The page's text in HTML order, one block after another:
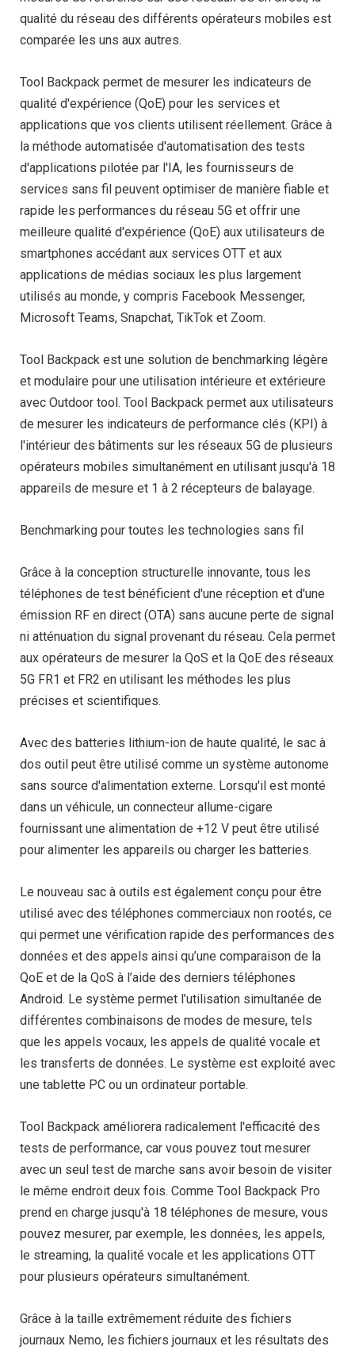
qualité du réseau des différents opérateurs mobiles est
comparée les uns aux autres.
Tool Backpack permet de mesurer les indicateurs de
qualité d'expérience (QoE) pour les services et
applications que vos clients utilisent réellement. Grâce à
la méthode automatisée d'automatisation des tests
d'applications pilotée par l'IA, les fournisseurs de
services sans fil peuvent optimiser de manière fiable et
rapide les performances du réseau 5G et offrir une
meilleure qualité d'expérience (QoE) aux utilisateurs de
smartphones accédant aux services OTT et aux
applications de médias sociaux les plus largement
utilisés au monde, y compris Facebook Messenger,
Microsoft Teams, Snapchat, TikTok et Zoom.
Tool Backpack est une solution de benchmarking légère
et modulaire pour une utilisation intérieure et extérieure
avec Outdoor tool. Tool Backpack permet aux utilisateurs
de mesurer les indicateurs de performance clés (KPI) à
l'intérieur des bâtiments sur les réseaux 5G de plusieurs
opérateurs mobiles simultanément en utilisant jusqu'à 18
appareils de mesure et 1 à 2 récepteurs de balayage.
Benchmarking pour toutes les technologies sans fil
Grâce à la conception structurelle innovante, tous les
téléphones de test bénéficient d'une réception et d'une
émission RF en direct (OTA) sans aucune perte de signal
ni atténuation du signal provenant du réseau. Cela permet
aux opérateurs de mesurer la QoS et la QoE des réseaux
5G FR1 et FR2 en utilisant les méthodes les plus
précises et scientifiques.
Avec des batteries lithium-ion de haute qualité, le sac à
dos outil peut être utilisé comme un système autonome
sans source d'alimentation externe. Lorsqu'il est monté
dans un véhicule, un connecteur allume-cigare
fournissant une alimentation de +12 V peut être utilisé
pour alimenter les appareils ou charger les batteries.
Le nouveau sac à outils est également conçu pour être
utilisé avec des téléphones commerciaux non rootés, ce
qui permet une vérification rapide des performances des
données et des appels ainsi qu’une comparaison de la
QoE et de la QoS à l’aide des derniers téléphones
Android. Le système permet l’utilisation simultanée de
différentes combinaisons de modes de mesure, tels
que les appels vocaux, les appels de qualité vocale et
les transferts de données. Le système est exploité avec
une tablette PC ou un ordinateur portable.
Tool Backpack améliorera radicalement l'efficacité des
tests de performance, car vous pouvez tout mesurer
avec un seul test de marche sans avoir besoin de visiter
le même endroit deux fois. Comme Tool Backpack Pro
prend en charge jusqu'à 18 téléphones de mesure, vous
pouvez mesurer, par exemple, les données, les appels,
le streaming, la qualité vocale et les applications OTT
pour plusieurs opérateurs simultanément.
Grâce à la taille extrêmement réduite des fichiers
journaux Nemo, les fichiers journaux et les résultats des